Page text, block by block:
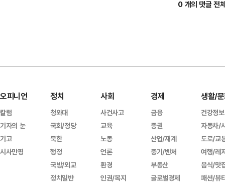
0 개의 댓글 전
오피니언
칼럼
기자의 눈
기고
시사만평
정치
청와대
국회/정당
북한
행정
국방/외교
정치일반
사회
사건사고
교육
노동
언론
환경
인권/복지
경제
금융
증권
산업/재계
중기/벤처
부동산
글로벌경제
생활/
건강정보
자동차/
도로/교
여행/레
음식/맛
패션/뷰